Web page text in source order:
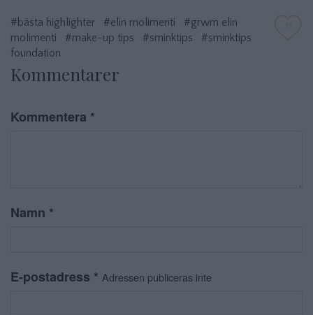
#bästa highlighter #elin molimenti
#grwm elin
molimenti
#make-up tips #sminktips
#sminktips
foundation
Kommentarer
Kommentera *
Namn *
E-postadress * Adressen publiceras inte